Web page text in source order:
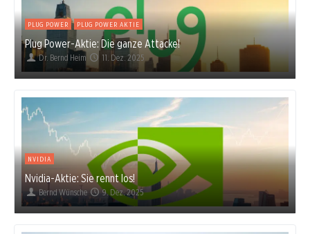
PLUG POWER PLUG POWER AKTIE
Plug Power-Aktie: Die ganze Attacke!
Dr. Bernd Heim 11. Dez. 2025
NVIDIA
Nvidia-Aktie: Sie rennt los!
Bernd Wünsche 9. Dez. 2025